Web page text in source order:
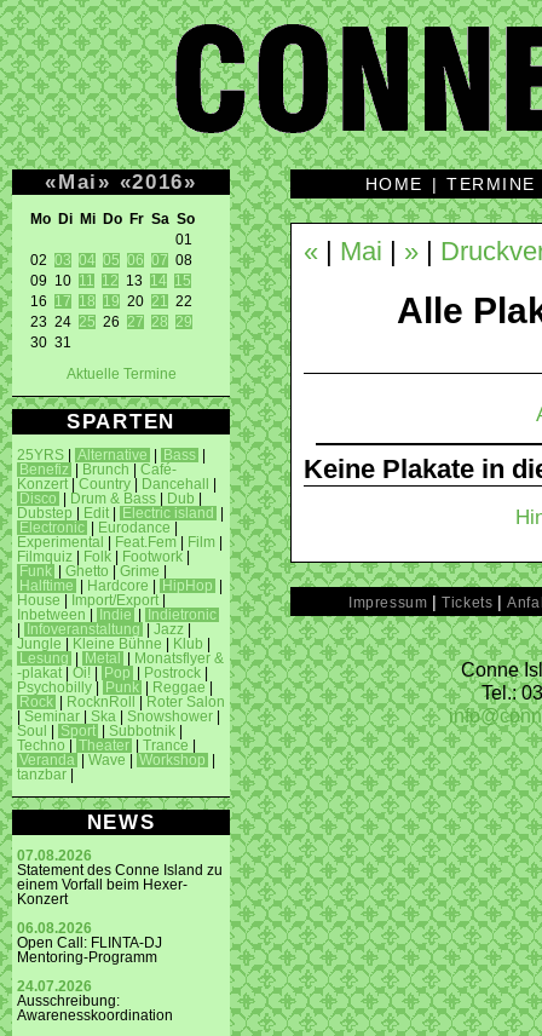
«Mai » «2016»
Mo Di Mi Do Fr Sa So
01
02 03 04 05 06 07 08
09 10 11 12 13 14
15
16 17 18 19 20 21
22
23 24 25 26 27 28
29
30 31
Aktuelle Termine
SPARTEN
25YRS Alternative Bass
Benefiz
Brunch
Café-
Konzert
Country Dancehall
Disco
Drum & Bass Dub
Dubstep
Edit Electric island
Electronic
Eurodance
Experimental
Feat.Fem Film
Filmquiz
Folk Footwork
Funk
Ghetto Grime
Halftime
Hardcore HipHop
House
Import/Export
Inbetween
Indie
Indietronic
Infoveranstaltung Jazz
Jungle
Kleine Bühne Klub
Lesung
Metal
Monatsflyer &
-plakat
Oi! Pop Postrock
Psychobilly
Punk Reggae
Rock
RocknRoll
Roter Salon
Seminar Ska Snowshower
Soul
Sport Subbotnik
Techno
Theater Trance
Veranda
Wave Workshop
tanzbar
NEWS
07.08.2026
Statement des Conne Island zu
einem Vorfall beim Hexer-
Konzert
06.08.2026
Open Call: FLINTA-DJ
Mentoring-Programm
24.07.2026
Ausschreibung:
Awarenesskoordination
HOME |TERMINE
« Mai »
Alle
Keine Plakate in
Impressum |Tickets |
Conne
Tel.: